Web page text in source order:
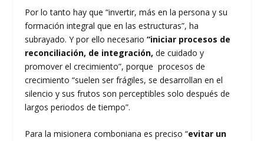
Por lo tanto hay que “invertir, más en la persona y su
formación integral que en las estructuras”, ha
subrayado. Y por ello necesario “iniciar procesos de
reconciliación, de integración, de cuidado y
promover el crecimiento”, porque procesos de
crecimiento “suelen ser frágiles, se desarrollan en el
silencio y sus frutos son perceptibles solo después de
largos periodos de tiempo”.
Para la misionera comboniana es preciso “evitar un